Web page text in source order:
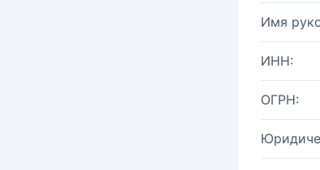
Имя
ИНН:
ОГРН: